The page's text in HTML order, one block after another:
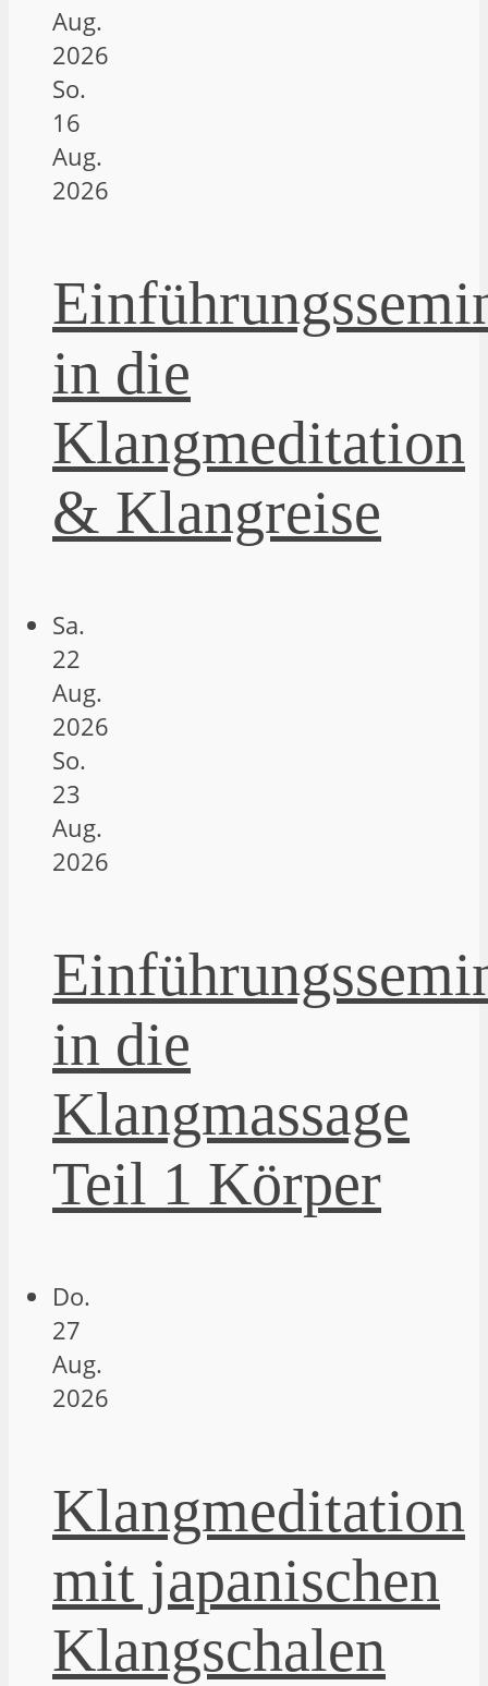
Aug.
2026
So.
16
Aug.
2026
in die
Klangmeditation
& Klangreise
Sa.
22
Aug.
2026
So.
23
Aug.
2026
in die
Klangmassage
Teil 1 Körper
Do.
27
Aug.
2026
Klangmeditation
mit japanischen
Klangschalen